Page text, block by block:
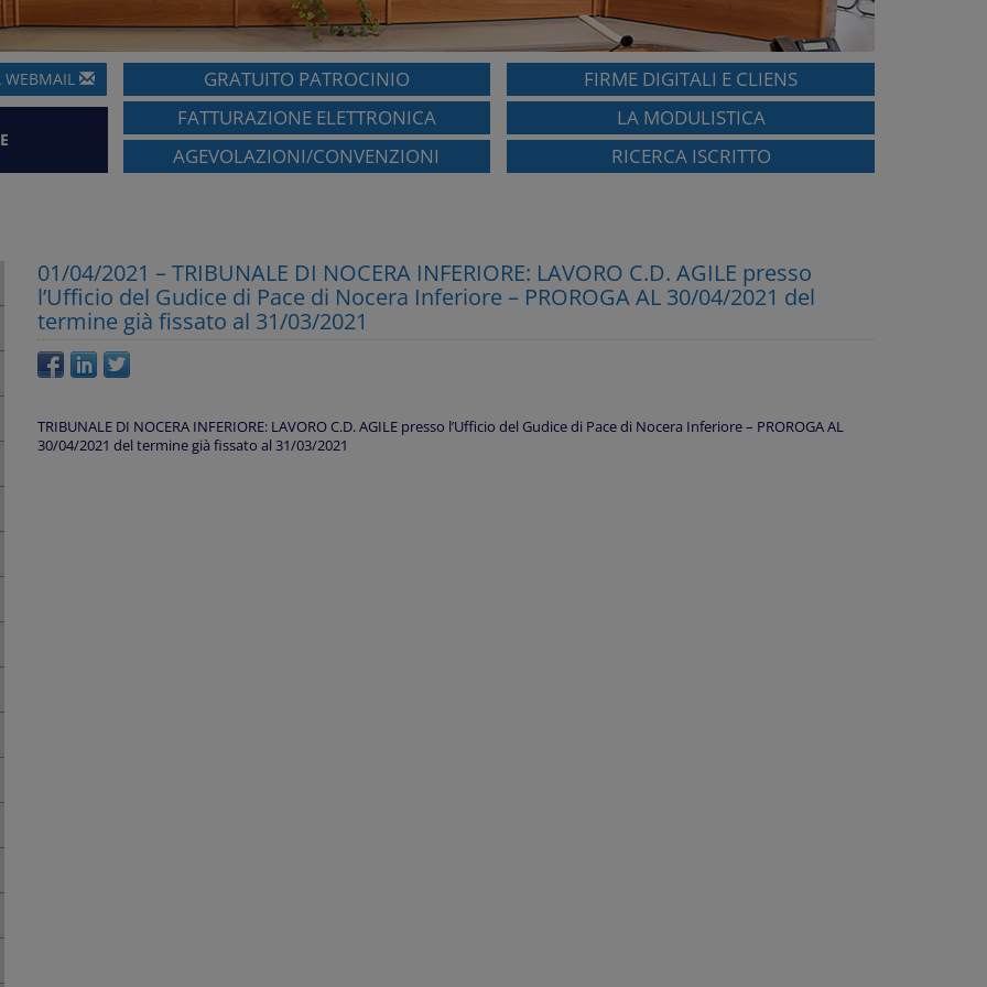
WEBMAIL GRATUITO PATROCINIO
FIRME DIGITALI E CLIENS
FATTURAZIONE ELETTRONICA
LA MODULISTICA
AGEVOLAZIONI/CONVENZIONI
RICERCA ISCRITTO
01/04/2021 – TRIBUNALE DI NOCERA INFERIORE: LAVORO C.D. AGILE presso
l’Ufficio del Gudice di Pace di Nocera Inferiore – PROROGA AL 30/04/2021 del
termine già fissato al 31/03/2021
TRIBUNALE DI NOCERA INFERIORE: LAVORO C.D. AGILE presso l’Ufficio del Gudice di Pace di Nocera Inferiore – PROROGA AL
30/04/2021 del termine già fissato al 31/03/2021